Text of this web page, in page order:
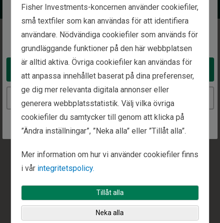
The website you are trying to reach is
intended for investors in Sweden
You appear to be in the United States
Take me to the United States website
Continue to the Sweden website
Avgifter
Enkla och okomplicerade:
Avgifterna är baserade på
värdet av tillgångarna som vi förvaltar för din räkning.
I linje med dina intressen:Fisher Investments är en
helt avgiftsbaserad investeringsrådgivare, och det
bidrar till att sätta våra intressen i linje med dina. Med
andra ord: det går bra för oss när det går bra för dig.
Konkurrenskraftiga:
lägre än många andra finansspecialisters, i synnerhet
när man räknar in courtage, skiktade avgifter,
provisioner och andra ”extraavgifter” som är så vanliga
Fisher Investments-koncernen använder cookiefiler,
små textfiler som kan användas för att identifiera
användare. Nödvändiga cookiefiler som används för
grundläggande funktioner på den här webbplatsen
är alltid aktiva. Övriga cookiefiler kan användas för
att anpassa innehållet baserat på dina preferenser,
ge dig mer relevanta digitala annonser eller
generera webbplatsstatistik. Välj vilka övriga
cookiefiler du samtycker till genom att klicka på
”Ändra inställningar”, ”Neka alla” eller ”Tillåt alla”.
Mer information om hur vi använder cookiefiler finns
i vår integritetspolicy.
Tillåt alla
Neka alla